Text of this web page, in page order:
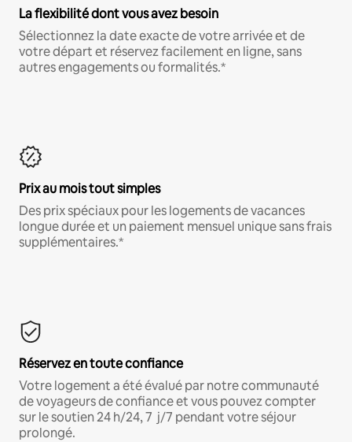
La flexibilité dont vous avez besoin
Sélectionnez la date exacte de votre arrivée et de
votre départ et réservez facilement en ligne, sans
autres engagements ou formalités.*
Prix au mois tout simples
Des prix spéciaux pour les logements de vacances
longue durée et un paiement mensuel unique sans frais
supplémentaires.*
Réservez en toute confiance
Votre logement a été évalué par notre communauté
de voyageurs de confiance et vous pouvez compter
sur le soutien 24 h/24, 7 j/7 pendant votre séjour
prolongé.